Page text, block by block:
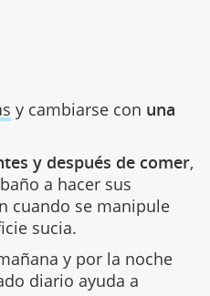
y cambiarse con una
y después de comer,
a hacer sus
cuando se manipule
sucia.
y por la noche
diario ayuda a